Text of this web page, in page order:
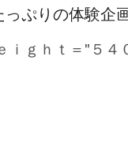
ぷりの体験企
ｇｈｔ＝"５４